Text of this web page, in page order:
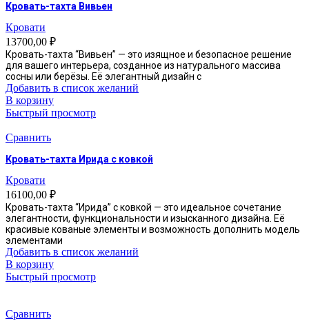
Кровать-тахта Вивьен
Кровати
13700,00 ₽
Кровать-тахта “Вивьен” — это изящное и безопасное решение
для вашего интерьера, созданное из натурального массива
сосны или берёзы. Её элегантный дизайн с
Добавить в список желаний
В корзину
Быстрый просмотр
Сравнить
Кровать-тахта Ирида с ковкой
Кровати
16100,00 ₽
Кровать-тахта “Ирида” с ковкой — это идеальное сочетание
элегантности, функциональности и изысканного дизайна. Её
красивые кованые элементы и возможность дополнить модель
элементами
Добавить в список желаний
В корзину
Быстрый просмотр
Сравнить